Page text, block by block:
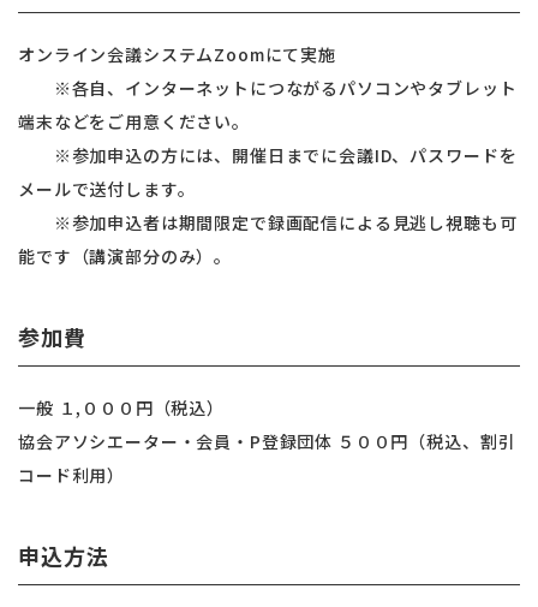
オンライン会議システムZoomにて実施
※各自、インターネットにつながるパソコンやタブレット
端末などをご用意ください。
※参加申込の方には、開催日までに会議ID、パスワードを
メールで送付します。
※参加申込者は期間限定で録画配信による見逃し視聴も可
能です（講演部分のみ）。
参加費
一般 １,０００円（税込）
協会アソシエーター・会員・P登録団体 ５００円（税込、割引
コード利用）
申込方法